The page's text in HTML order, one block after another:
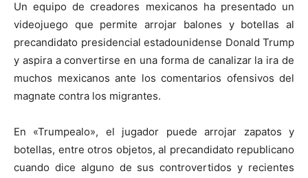
Un equipo de creadores mexicanos ha presentado un
videojuego que permite arrojar balones y botellas al
precandidato presidencial estadounidense Donald Trump
y aspira a convertirse en una forma de canalizar la ira de
muchos mexicanos ante los comentarios ofensivos del
magnate contra los migrantes.
En «Trumpealo», el jugador puede arrojar zapatos y
botellas, entre otros objetos, al precandidato republicano
cuando dice alguno de sus controvertidos y recientes